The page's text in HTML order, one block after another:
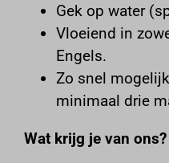
Gek op water
Vloeiend in
Engels.
Zo snel
minimaal drie
Wat krijg je van ons?
popupShow
SL_GWPT_Show_Hide_tmp
ssm_au_c
__tawkuuid